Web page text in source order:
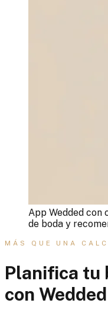
App Wedded con
de boda y
MÁS QUE UNA
Planifica tu
con Wedded